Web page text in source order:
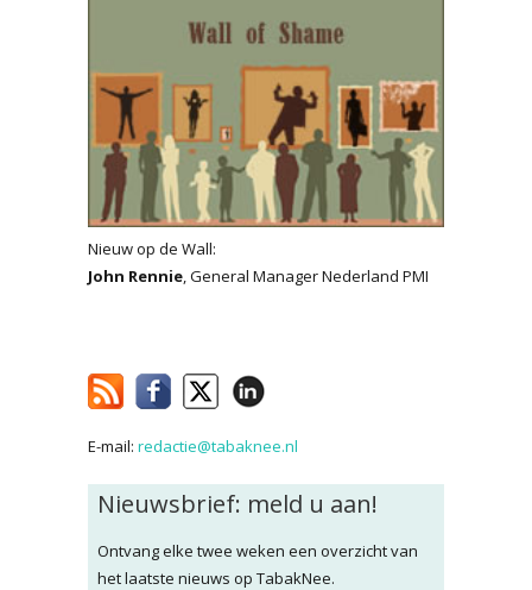
Nieuw op de Wall:
John Rennie , General Manager Nederland PMI
E-mail: redactie@tabaknee.nl
Nieuwsbrief: meld u aan!
Ontvang elke twee weken een overzicht van
het laatste nieuws op TabakNee.